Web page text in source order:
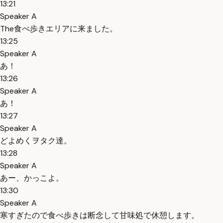
13:21
Speaker A
The食べ歩きエリアに来ました。
13:25
Speaker A
あ！
13:26
Speaker A
あ！
13:27
Speaker A
どよめくヲタク達。
13:28
Speaker A
あー、かっこよ。
13:30
Speaker A
寒すぎたので食べ歩きは断念して甘味処で休憩します。